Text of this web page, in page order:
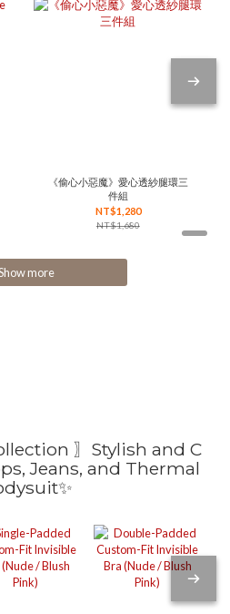
《偷心小惡魔》愛心透紗腿環三
件組
NT$1,280
NT$1,680
more
〗Stylish and C
Jeans, and Thermal